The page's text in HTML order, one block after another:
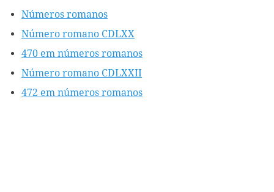
Números romanos
Número romano CDLXX
470 em números romanos
Número romano CDLXXII
472 em números romanos